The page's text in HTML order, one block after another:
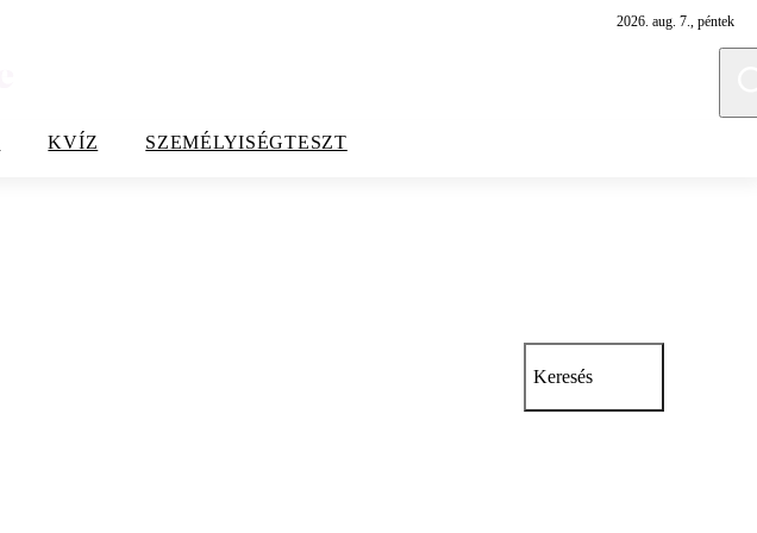
2026. aug. 7., péntek
KVÍZ SZEMÉLYISÉGTESZT
Keresés